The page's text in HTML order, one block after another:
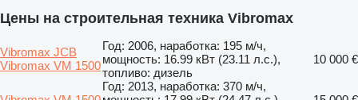
Цены на строительная техника Vibromax
Vibromax JCB
Vibromax VM 1500
Год: 2006, наработка: 195 м/ч,
мощность: 16.99 кВт (23.11 л.с.),
топливо: дизель
10 000 €
Год: 2013, наработка: 370 м/ч,